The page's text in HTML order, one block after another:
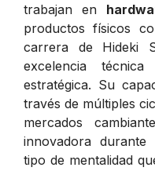
trabajan en
productos físicos
carrera de Hideki
excelencia
estratégica. Su
través de múltiples
mercados
innovadora durante
tipo de mentalidad